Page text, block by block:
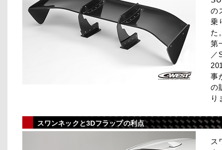
の
乗
た
第
／
事
の
り
スワンネックと3Dフラップの利点
ス